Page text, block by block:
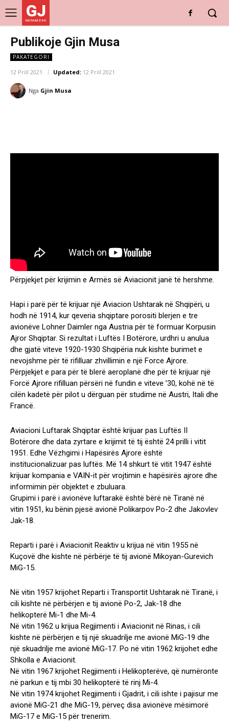
GJ
DRITARE E RE
Publikoje Gjin Musa
PAKATEGORI
12 Prill 2021 Updated: 12 Prill 2021
Nga Gjin Musa
Përpjekjet për krijimin e Armës së Aviacionit janë të hershme.
Hapi i parë për të krijuar një Aviacion Ushtarak në Shqipëri, u
hodh në 1914, kur qeveria shqiptare porositi blerjen e tre
avionëve Lohner Daimler nga Austria për të formuar Korpusin
Ajror Shqiptar. Si rezultat i Luftës I Botërore, urdhri u anulua
dhe gjatë viteve 1920-1930 Shqipëria nuk kishte burimet e
nevojshme për të rifilluar zhvillimin e një Force Ajrore.
Përpjekjet e para për të blerë aeroplanë dhe për të krijuar një
Forcë Ajrore rifilluan përsëri në fundin e viteve ’30, kohë në të
cilën kadetë për pilot u dërguan për studime në Austri, Itali dhe
Francë.
Aviacioni Luftarak Shqiptar është krijuar pas Luftës II
Botërore dhe data zyrtare e krijimit të tij është 24 prilli i vitit
1951. Edhe Vëzhgimi i Hapësirës Ajrore është
institucionalizuar pas luftës. Më 14 shkurt të vitit 1947 është
krijuar kompania e VAIN-it për vrojtimin e hapësirës ajrore dhe
informimin për objektet e zbuluara.
Grupimi i parë i avionëve luftarakë është bërë në Tiranë në
vitin 1951, ku bënin pjesë avionë Polikarpov Po-2 dhe Jakovlev
Jak-18.
Reparti i parë i Aviacionit Reaktiv u krijua në vitin 1955 në
Kuçovë dhe kishte në përbërje të tij avionë Mikoyan-Gurevich
MiG-15.
Në vitin 1957 krijohet Reparti i Transportit Ushtarak në Tiranë, i
cili kishte në përbërjen e tij avionë Po-2, Jak-18 dhe
helikopterë Mi-1 dhe Mi-4.
Në vitin 1962 u krijua Regjimenti i Aviacionit në Rinas, i cili
kishte në përbërjen e tij një skuadrilje me avionë MiG-19 dhe
një skuadrilje me avionë MiG-17. Po në vitin 1962 krijohet edhe
Shkolla e Aviacionit.
Në vitin 1967 krijohet Regjimenti i Helikopterëve, që numëronte
në parkun e tij mbi 30 helikopterë të rinj Mi-4.
Në vitin 1974 krijohet Regjimenti i Gjadrit, i cili ishte i pajisur me
avionë MiG-21 dhe MiG-19, përveç disa avionëve mësimorë
MiG-17 e MiG-15 për trenerim.